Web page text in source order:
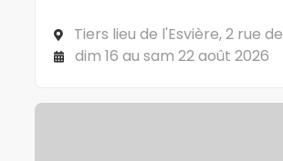
Tiers lieu de l'Esvière, 2 rue de
l'Esvière, 49000 ANGERS
dim 16 au sam 22 août 2026